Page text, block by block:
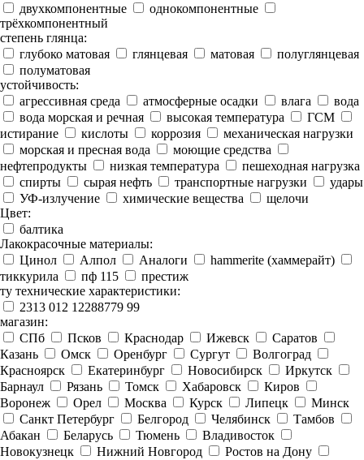
двухкомпонентные
однокомпонентные
трёхкомпонентный
степень глянца:
глубоко матовая
глянцевая матовая
полуглянцевая
полуматовая
устойчивость:
агрессивная среда
атмосферные осадки влага
вода
вода морская и речная
высокая температура
ГСМ
истирание
кислоты коррозия
механическая нагрузки
морская и пресная вода
моющие средства
нефтепродукты
низкая температура
пешеходная нагрузка
спирты
сырая нефть транспортные нагрузки
удары
УФ-излучение
химические вещества
щелочи
Цвет:
балтика
Лакокрасочные материалы:
Цинол
Алпол Аналоги
hammerite (хаммерайт)
тиккурила
пф 115
престиж
ту технические характеристики:
2313 012 12288779 99
магазин:
СПб
Псков Краснодар Ижевск
Саратов
Казань
Омск Оренбург Сургут
Волгоград
Красноярск
Екатеринбург Новосибирск
Иркутск
Барнаул
Рязань Томск Хабаровск
Киров
Воронеж
Орел Москва Курск Липецк
Минск
Санкт Петербург
Белгород Челябинск
Тамбов
Абакан
Беларусь Тюмень
Владивосток
Новокузнецк
Нижний Новгород
Ростов на Дону